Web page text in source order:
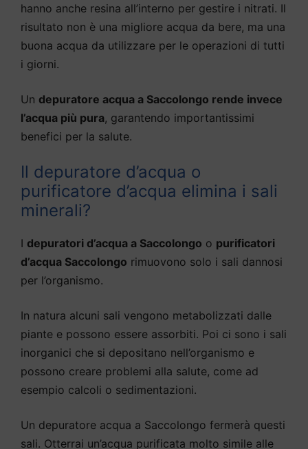
hanno anche resina all’interno per gestire i nitrati. Il
risultato non è una migliore acqua da bere, ma una
buona acqua da utilizzare per le operazioni di tutti
i giorni.
Un depuratore acqua a Saccolongo rende invece
l’acqua più pura, garantendo importantissimi
benefici per la salute.
Il depuratore d’acqua o
purificatore d’acqua elimina i sali
minerali?
I depuratori d’acqua a Saccolongo o purificatori
d’acqua Saccolongo rimuovono solo i sali dannosi
per l’organismo.
In natura alcuni sali vengono metabolizzati dalle
piante e possono essere assorbiti. Poi ci sono i sali
inorganici che si depositano nell’organismo e
possono creare problemi alla salute, come ad
esempio calcoli o sedimentazioni.
Un depuratore acqua a Saccolongo fermerà questi
sali. Otterrai un’acqua purificata molto simile alle